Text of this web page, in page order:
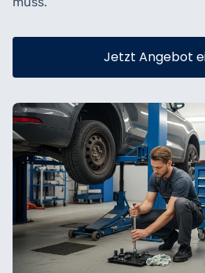
Jetzt Angebot